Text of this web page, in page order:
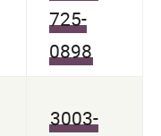
725-
0898
3003-